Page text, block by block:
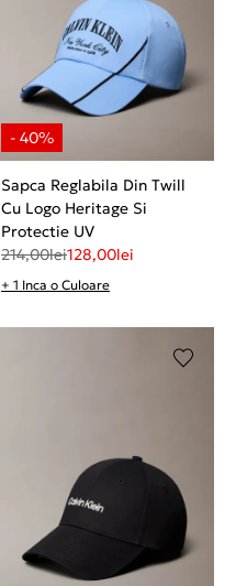
Sapca Reglabila Din Twill
Cu Logo Heritage Si
Protectie UV
214,00lei128,00lei
+ 1 Inca o Culoare